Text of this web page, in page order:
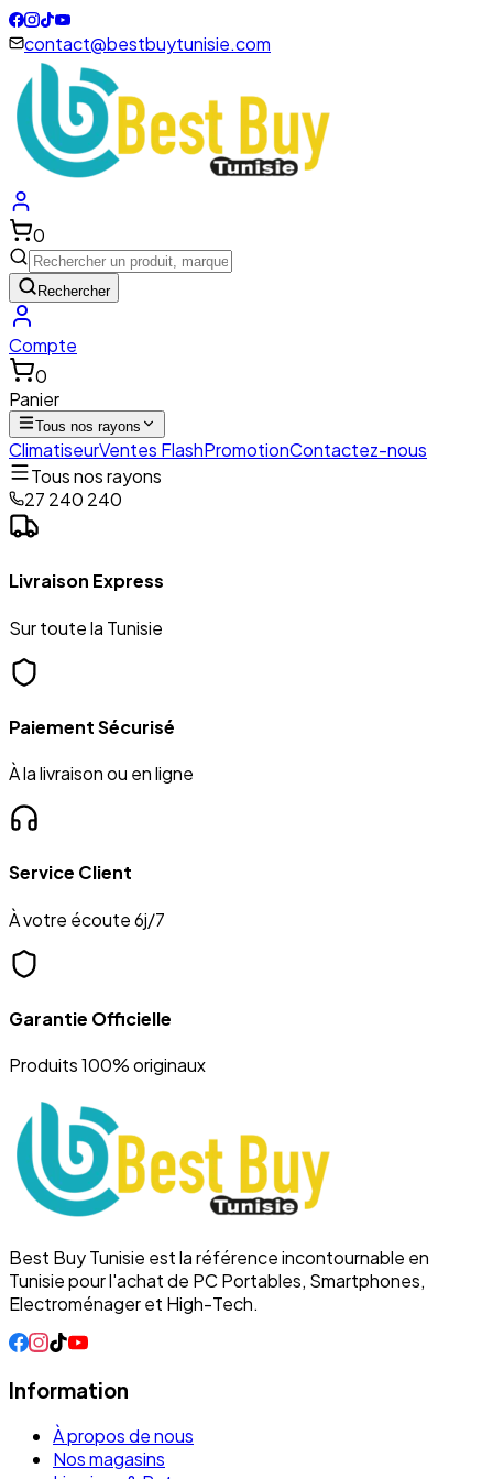
contact@bestbuytunisie.com
0
Rechercher
Compte
0
Panier
Tous nos rayons
ClimatiseurVentes FlashPromotionContactez-nous
Tous nos rayons
27 240 240
Livraison Express
Sur toute la Tunisie
Paiement Sécurisé
À la livraison ou en ligne
Service Client
À votre écoute 6j/7
Garantie Officielle
Produits 100% originaux
Best Buy Tunisie est la référence incontournable en
Tunisie pour l'achat de PC Portables, Smartphones,
Electroménager et High-Tech.
Information
À propos de nous
Nos magasins